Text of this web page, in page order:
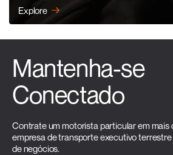
Explore
Mantenha-se
Conectado
Contrate um motorista particular em mais
empresa de transporte executivo
de negócios.